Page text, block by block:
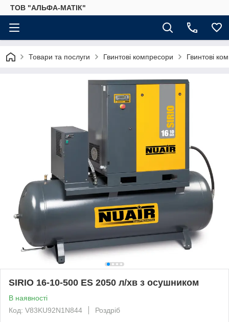
ТОВ "АЛЬФА-МАТІК"
Товари та послуги Гвинтові компресори Гвинтові
SIRIO 16-10-500 ES 2050 л/хв з осушником
В наявності
Код: V83KU92N1N844
Роздріб